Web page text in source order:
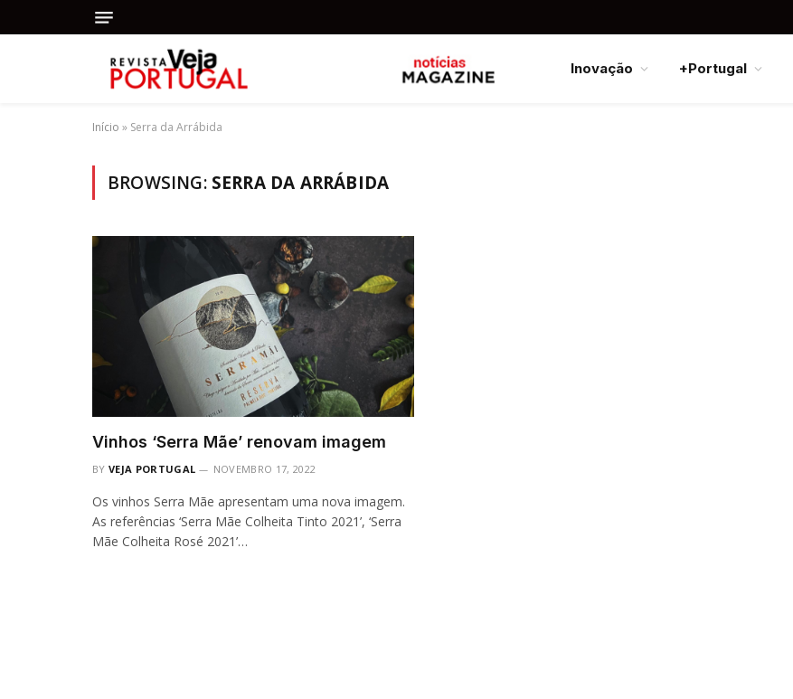
Inovação +Portugal
Início » Serra da Arrábida
BROWSING: SERRA DA ARRÁBIDA
Vinhos ‘Serra Mãe’ renovam imagem
BY VEJA PORTUGAL NOVEMBRO 17, 2022
Os vinhos Serra Mãe apresentam uma nova imagem.
As referências ‘Serra Mãe Colheita Tinto 2021’, ‘Serra
Mãe Colheita Rosé 2021’…